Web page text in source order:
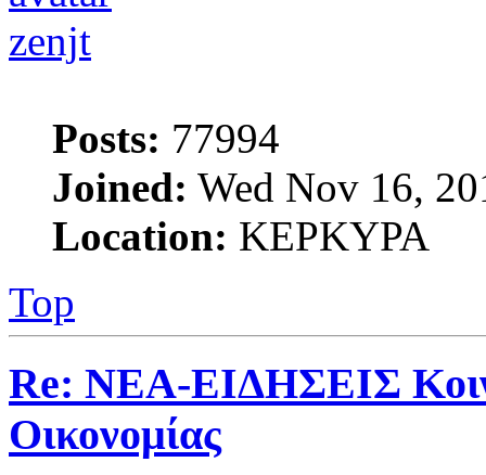
zenjt
Posts: 77994
Joined: Wed Nov 16,
Location: ΚΕΡΚΥΡΑ
Top
Re: ΝΕΑ-ΕΙΔΗΣΕΙΣ
Οικονομίας